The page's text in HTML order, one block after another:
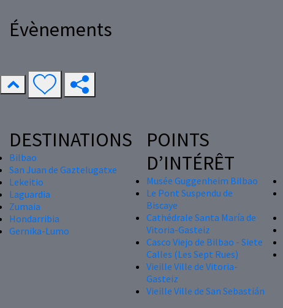
Évènements
DESTINATIONS
Bilbao
San Juan de Gaztelugatxe
Lekeitio
Laguardia
Zumaia
Hondarribia
Gernika-Lumo
POINTS
D’INTÉRÊT
Musée Guggenheim Bilbao
Le Pont Suspendu de
Biscaye
Cathédrale Santa María de
Vitoria-Gasteiz
Casco Viejo de Bilbao - Siete
Calles (Les Sept Rues)
Vieille Ville de Vitoria-
Gasteiz
Vieille Ville de San Sebastián